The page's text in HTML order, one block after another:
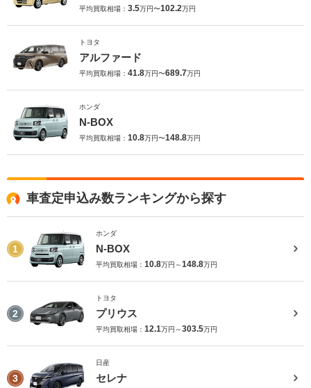
平均買取相場： 3.5万円〜102.2万円
トヨタ
アルファード
平均買取相場： 41.8万円〜689.7万円
ホンダ
N-BOX
平均買取相場： 10.8万円〜148.8万円
車査定申込み数ランキングから探す
1
ホンダ
N-BOX
平均買取相場： 10.8万円～148.8万円
2
トヨタ
プリウス
平均買取相場： 12.1万円～303.5万円
3
日産
セレナ